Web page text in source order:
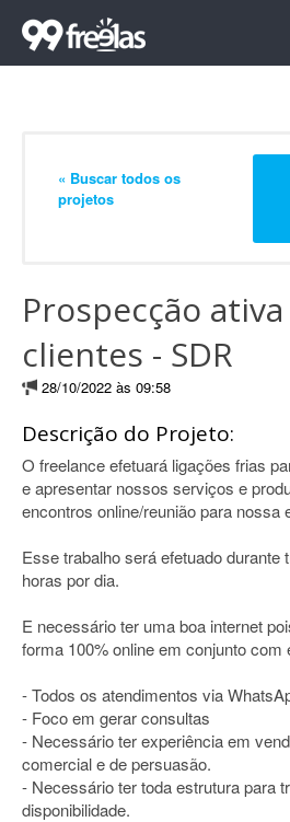
« Buscar todos os
projetos
Prospecção
clientes - SDR
28/10/2022 às 09:58
Descrição do Projeto:
O freelance efetuará ligações frias
e apresentar nossos serviços e
encontros online/reunião para nossa
Esse trabalho será efetuado durante
horas por dia.
E necessário ter uma boa internet
forma 100% online em conjunto com
- Todos os atendimentos via
- Foco em gerar consultas
- Necessário ter experiência em
comercial e de persuasão.
- Necessário ter toda estrutura para
disponibilidade.